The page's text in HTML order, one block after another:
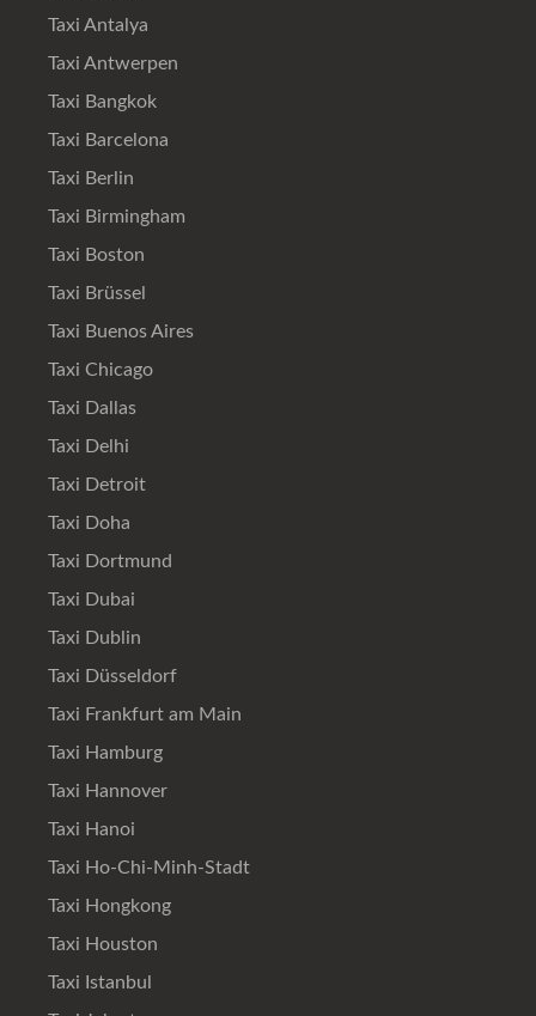
Taxi Antalya
Taxi Antwerpen
Taxi Bangkok
Taxi Barcelona
Taxi Berlin
Taxi Birmingham
Taxi Boston
Taxi Brüssel
Taxi Buenos Aires
Taxi Chicago
Taxi Dallas
Taxi Delhi
Taxi Detroit
Taxi Doha
Taxi Dortmund
Taxi Dubai
Taxi Dublin
Taxi Düsseldorf
Taxi Frankfurt am Main
Taxi Hamburg
Taxi Hannover
Taxi Hanoi
Taxi Ho-Chi-Minh-Stadt
Taxi Hongkong
Taxi Houston
Taxi Istanbul